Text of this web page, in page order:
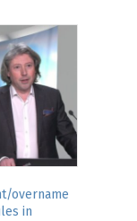
overname
in